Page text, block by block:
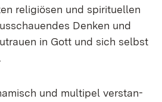
re­li­giö­sen und spi­ri­tu­el­len
Den­ken und
in Gott und sich selbst
und mul­ti­pel ver­stan­